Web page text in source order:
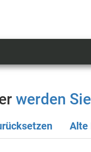
werden
Alte